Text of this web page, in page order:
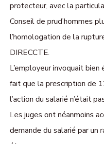
protecteur, avec la
Conseil de prud’hommes
l’homologation de la
DIRECCTE.
L’employeur invoquait
fait que la prescription de
l’action du salarié n’était
Les juges ont néanmoins
demande du salarié par un